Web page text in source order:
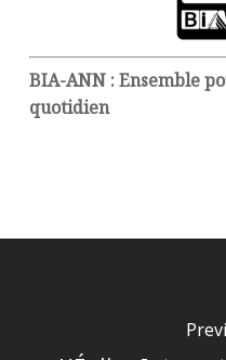
BIA-ANN : Ensemble
quotidien